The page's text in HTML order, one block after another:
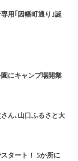
用｢因幡町通り｣誕
にキャンプ場開業
ん､山口ふるさと大
タート！ 5か所に